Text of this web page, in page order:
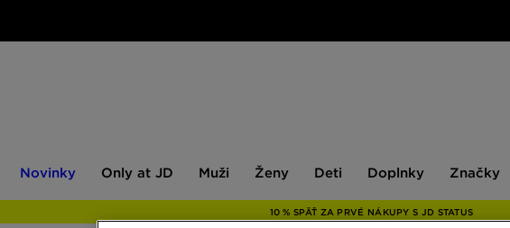
Novinky
JD
Only at JD Muži Ženy Deti Doplnky Značky
10 % SPÄŤ ZA PRVÉ NÁKUPY S JD STATUS